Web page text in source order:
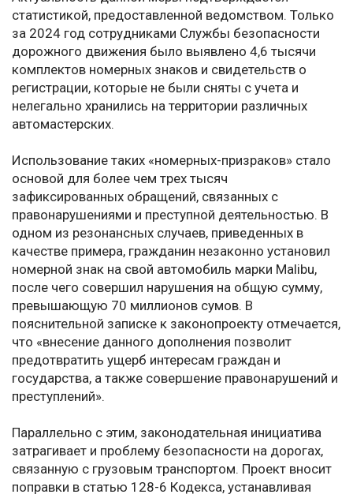
статистикой, предоставленной ведомством. Только
за 2024 год сотрудниками Службы безопасности
дорожного движения было выявлено 4,6 тысячи
комплектов номерных знаков и свидетельств о
регистрации, которые не были сняты с учета и
нелегально хранились на территории различных
автомастерских.
Использование таких «номерных-призраков» стало
основой для более чем трех тысяч
зафиксированных обращений, связанных с
правонарушениями и преступной деятельностью. В
одном из резонансных случаев, приведенных в
качестве примера, гражданин незаконно установил
номерной знак на свой автомобиль марки Malibu,
после чего совершил нарушения на общую сумму,
превышающую 70 миллионов сумов. В
пояснительной записке к законопроекту отмечается,
что «внесение данного дополнения позволит
предотвратить ущерб интересам граждан и
государства, а также совершение правонарушений и
преступлений».
Параллельно с этим, законодательная инициатива
затрагивает и проблему безопасности на дорогах,
связанную с грузовым транспортом. Проект вносит
поправки в статью 128-6 Кодекса, устанавливая